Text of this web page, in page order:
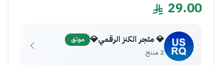
29.00
💎 متجر الكنز الرقمي💎 موثق
2 منتج